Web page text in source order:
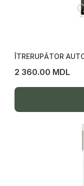
ÎTRERUPĂTOR
2 360.00 MDL